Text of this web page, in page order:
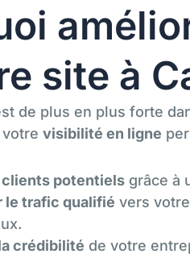
site à
de plus en plus forte
votre visibilité en ligne
potentiels grâce à
le trafic qualifié vers
crédibilité de votre